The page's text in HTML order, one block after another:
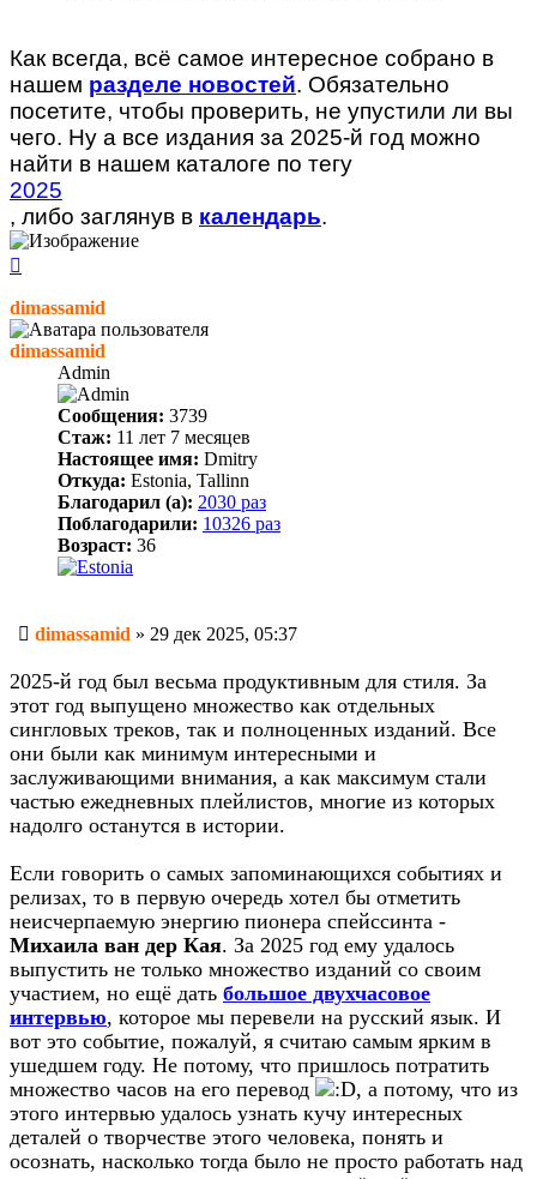
Как всегда, всё самое интересное собрано в
нашем разделе новостей. Обязательно
посетите, чтобы проверить, не упустили ли вы
чего. Ну а все издания за 2025-й год можно
найти в нашем каталоге по тегу
2025
, либо заглянув в календарь.
началу
dimassamid
dimassamid
Admin
Сообщения: 3739
Стаж: 11 лет 7 месяцев
Настоящее имя: Dmitry
Откуда: Estonia, Tallinn
Благодарил (а): 2030 раз
Поблагодарили: 10326 раз
Возраст: 36
Сообщение
dimassamid » 29 дек 2025, 05:37
2025-й год был весьма продуктивным для стиля. За
этот год выпущено множество как отдельных
сингловых треков, так и полноценных изданий. Все
они были как минимум интересными и
заслуживающими внимания, а как максимум стали
частью ежедневных плейлистов, многие из которых
надолго останутся в истории.
Если говорить о самых запоминающихся событиях и
релизах, то в первую очередь хотел бы отметить
неисчерпаемую энергию пионера спейссинта -
Михаила ван дер Кая. За 2025 год ему удалось
выпустить не только множество изданий со своим
участием, но ещё дать большое двухчасовое
интервью, которое мы перевели на русский язык. И
вот это событие, пожалуй, я считаю самым ярким в
ушедшем году. Не потому, что пришлось потратить
множество часов на его перевод
, а потому, что из
этого интервью удалось узнать кучу интересных
деталей о творчестве этого человека, понять и
осознать, насколько тогда было не просто работать над